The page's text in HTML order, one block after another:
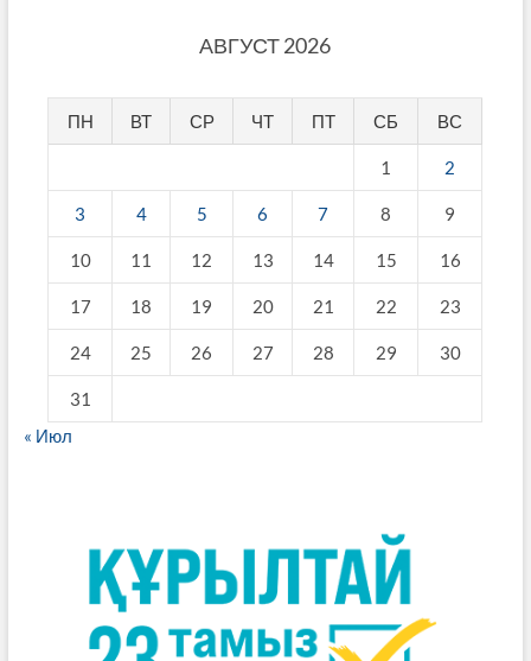
АВГУСТ 2026
ПН ВТ СР ЧТ ПТ СБ ВС
1 2
3 4 5 6 7 8 9
10 11 12 13 14 15 16
17 18 19 20 21 22 23
24 25 26 27 28 29 30
31
« Июл